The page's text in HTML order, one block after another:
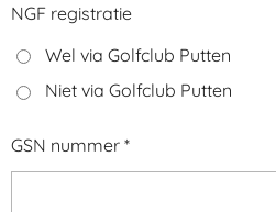
NGF registratie
Wel via Golfclub Putten
Niet via Golfclub Putten
GSN nummer *